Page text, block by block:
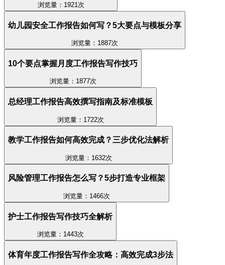
浏览量：1921次
幼儿园安全工作报告如何写？5大要点与模板分享
浏览量：1887次
10个要点掌握月度工作报告写作技巧
浏览量：1877次
总经理工作报告高效撰写指南及标准模板
浏览量：1722次
教学工作报告如何高效完成？三步优化法解析
浏览量：1632次
风险管理工作报告怎么写？5步打造专业框架
浏览量：1466次
护士工作报告写作技巧全解析
浏览量：1443次
体育年度工作报告写作全攻略：高效完成3步法